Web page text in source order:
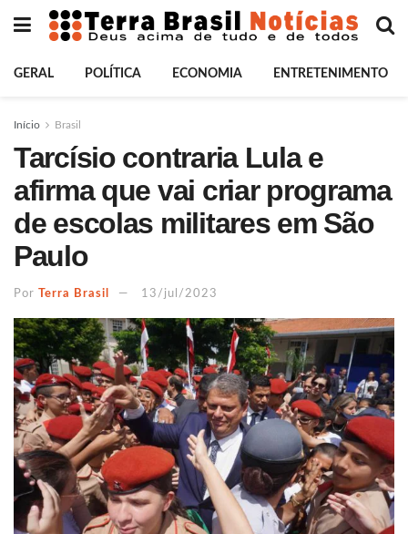
GERAL POLÍTICA ECONOMIA ENTRETENIMENTO
Início Brasil
Tarcísio contraria Lula e
afirma que vai criar programa
de escolas militares em São
Paulo
Por Terra Brasil 13/jul/2023